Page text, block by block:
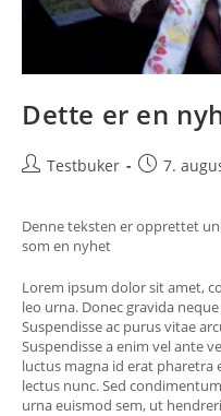
Dette er en
PostTestbuker
Post7.
Denne teksten er opprettet
som en nyhet
Lorem ipsum dolor sit amet,
leo urna. Donec gravida
Suspendisse ac purus vitae
Suspendisse a enim vel ante
luctus magna id erat pharetra
lectus nunc. Sed
urna euismod sem, ut